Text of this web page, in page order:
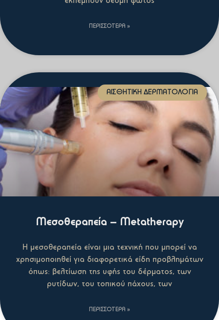
ΠΕΡΙΣΣΌΤΕΡΑ »
ΑΙΣΘΗΤΙΚΉ ΔΕΡΜΑΤΟΛΟΓΊΑ
Μεσοθεραπεία – Metatherapy
Η μεσοθεραπεία είναι μια τεχνική που μπορεί να
χρησιμοποιηθεί για διαφορετικά είδη προβλημάτων
όπως: βελτίωση της υφής του δέρματος, των
ρυτίδων, του τοπικού πάχους, των
ΠΕΡΙΣΣΌΤΕΡΑ »